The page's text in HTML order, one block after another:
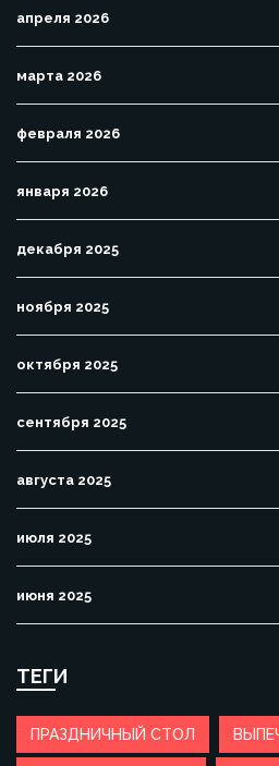
апреля 2026
марта 2026
февраля 2026
января 2026
декабря 2025
ноября 2025
октября 2025
сентября 2025
августа 2025
июля 2025
июня 2025
ТЕГИ
ПРАЗДНИЧНЫЙ СТОЛ